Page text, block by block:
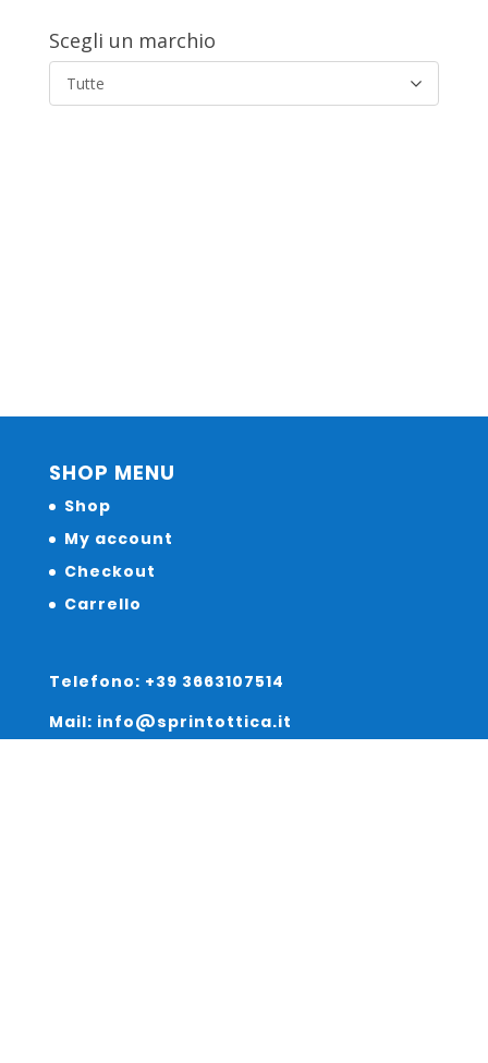
Scegli un marchio
Tutte
SHOP MENU
Shop
My account
Checkout
Carrello
Telefono: +39 3663107514
Mail: info@sprintottica.it